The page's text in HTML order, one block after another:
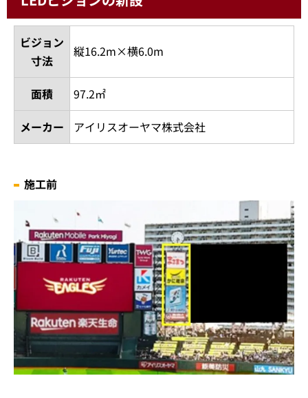
ビジョン
寸法
縦16.2m×横6.0m
面積
97.2㎡
メーカー
アイリスオーヤマ株式会社
施工前